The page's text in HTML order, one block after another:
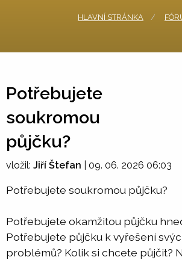
HLAVNÍ STRÁNKA
Potřebujete
soukromou
půjčku?
vložil: Jiří Štefan 09. 06. 2026 06:03
Potřebujete soukromou půjčku?
Potřebujete okamžitou půjčku
Potřebujete půjčku k vyřešení
problémů? Kolik si chcete půjčit?